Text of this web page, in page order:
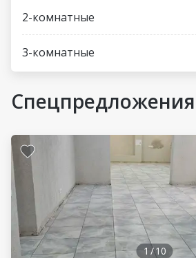
2-комнатные
3-комнатные
Спецпредложения
1 /10